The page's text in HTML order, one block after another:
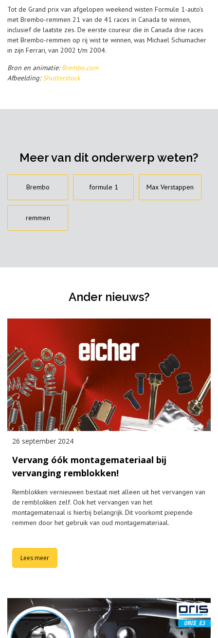
Tot de Grand prix van afgelopen weekend wisten Formule 1-auto’s
met Brembo-remmen 21 van de 41 races in Canada te winnen,
inclusief de laatste zes. De eerste coureur die in Canada drie races
met Brembo-remmen op rij wist te winnen, was Michael Schumacher
in zijn Ferrari, van 2002 t/m 2004.
Bron en animatie:Brembo.com
Afbeelding:Shutterstock
Meer van dit onderwerp weten?
Brembo formule 1 Max Verstappen
remmen
Ander nieuws?
26 september 2024
Vervang óók montagemateriaal bij
vervanging remblokken!
Remblokken vernieuwen bestaat niet alleen uit het vervangen van
de remblokken zelf. Ook het vervangen van het
montagemateriaal is hierbij belangrijk. Dit voorkomt piepende
remmen door het gebruik van oud montagemateriaal.
Lees meer